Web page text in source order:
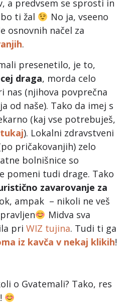
a predvsem se sprosti in
ti žal
No ja, vseeno
osnovnih načel za
.
presenetilo, je to,
draga, morda celo
nas (njihova povprečna
od naše). Tako da imej s
(kaj vse potrebuješ,
tukaj). Lokalni zdravstveni
pričakovanjih) zelo
bolnišnice so
pomeni tudi drage. Tako
zavarovanje za
ampak – nikoli ne veš
Midva sva
pri WIZ tujina. Tudi ti ga
iz kavča v nekaj klikih!
o Gvatemali? Tako, res